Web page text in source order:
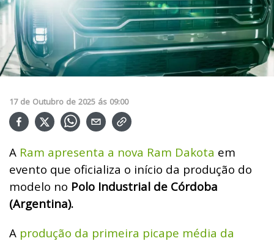
17 de Outubro de 2025 ás 09:00
A Ram apresenta a nova Ram Dakota em
evento que oficializa o início da produção do
modelo no Polo Industrial de Córdoba
(Argentina).
A produção da primeira picape média da